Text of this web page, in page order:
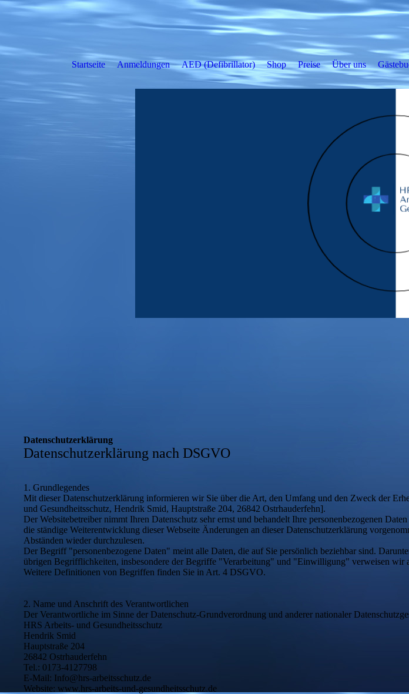
Startseite Anmeldungen AED (Defibrillator) Shop Preise Über uns
Datenschutzerklärung
Datenschutzerklärung nach DSGVO
1. Grundlegendes
Mit dieser Datenschutzerklärung informieren wir Sie über die Art, den Umfang und den Zweck der
und Gesundheitsschutz, Hendrik Smid, Hauptstraße 204, 26842 Ostrhauderfehn].
Der Websitebetreiber nimmt Ihren Datenschutz sehr ernst und behandelt Ihre personenbezogenen
die ständige Weiterentwicklung dieser Webseite Änderungen an dieser Datenschutzerklärung
Abständen wieder durchzulesen.
Der Begriff "personenbezogene Daten" meint alle Daten, die auf Sie persönlich beziehbar sind.
übrigen Begrifflichkeiten, insbesondere der Begriffe "Verarbeitung" und "Einwilligung" verweisen wir
Weitere Definitionen von Begriffen finden Sie in Art. 4 DSGVO.
2. Name und Anschrift des Verantwortlichen
Der Verantwortliche im Sinne der Datenschutz-Grundverordnung und anderer nationaler
HRS Arbeits- und Gesundheitsschutz
Hendrik Smid
Hauptstraße 204
26842 Ostrhauderfehn
Tel.: 0173-4127798
E-Mail: Info@hrs-arbeitsschutz.de
Website: www.hrs-arbeits-und-gesundheitsschutz.de